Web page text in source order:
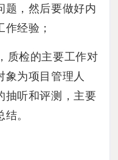
题，然后要做好内
经验；
质检的主要工作对
象为项目管理人
抽听和评测，主要
。